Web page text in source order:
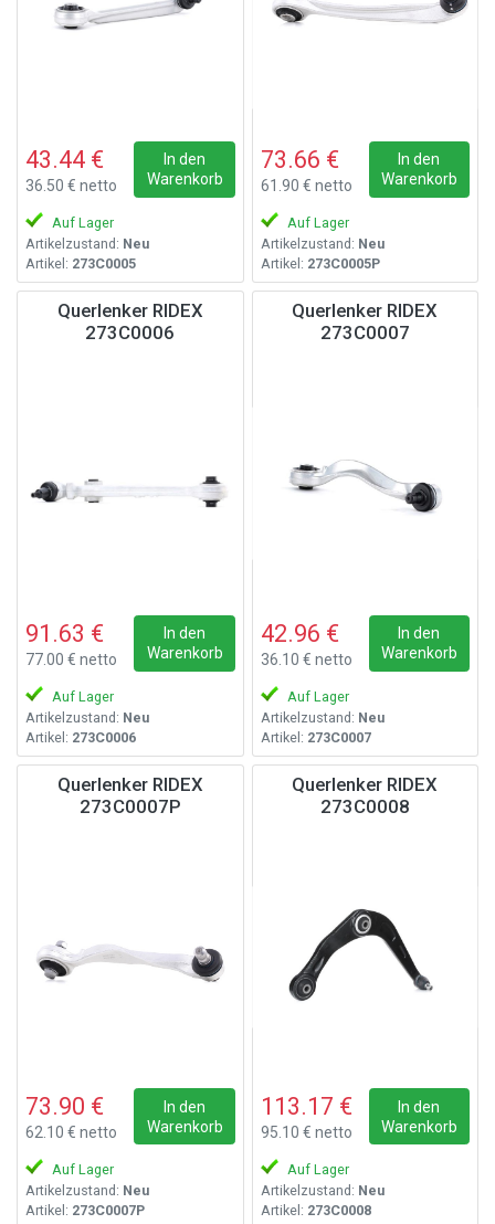
43.44 €
36.50 € netto
In den
Warenkorb
Auf Lager
Artikelzustand: Neu
Artikel: 273C0005
73.66 €
61.90 € netto
In den
Warenkorb
Auf Lager
Artikelzustand: Neu
Artikel: 273C0005P
Querlenker RIDEX
273C0006
91.63 €
77.00 € netto
In den
Warenkorb
Auf Lager
Artikelzustand: Neu
Artikel: 273C0006
Querlenker RIDEX
273C0007
42.96 €
36.10 € netto
In den
Warenkorb
Auf Lager
Artikelzustand: Neu
Artikel: 273C0007
Querlenker RIDEX
273C0007P
73.90 €
62.10 € netto
In den
Warenkorb
Auf Lager
Artikelzustand: Neu
Artikel: 273C0007P
Querlenker RIDEX
273C0008
113.17 €
95.10 € netto
In den
Warenkorb
Auf Lager
Artikelzustand: Neu
Artikel: 273C0008